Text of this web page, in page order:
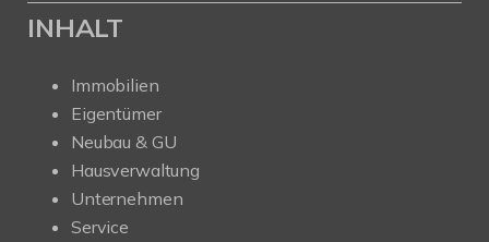
INHALT
Immobilien
Eigentümer
Neubau & GU
Hausverwaltung
Unternehmen
Service